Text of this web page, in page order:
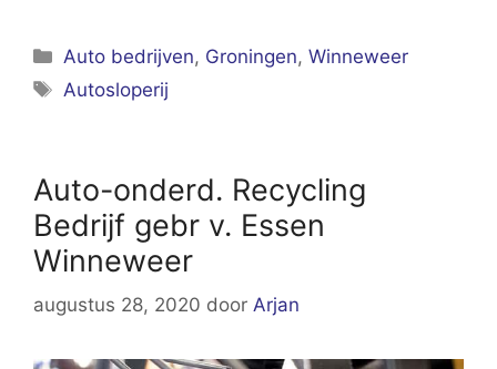
Categorieën
Auto bedrijven, Groningen,Winneweer
Tags
Autosloperij
Auto-onderd. Recycling
Bedrijf gebr v. Essen
Winneweer
augustus 28, 2020 door Arjan